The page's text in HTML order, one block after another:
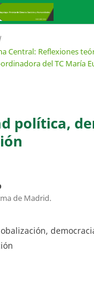
Central: Reflexiones
del TC María
política,
de Madrid.